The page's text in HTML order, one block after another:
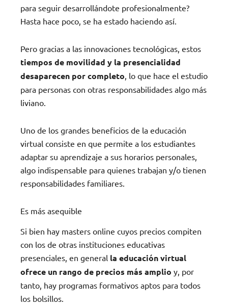
para seguir desarrollándote profesionalmente?
Hasta hace poco, se ha estado haciendo así.
Pero gracias a las innovaciones tecnológicas, estos
tiempos de movilidad y la presencialidad
desaparecen por completo , lo que hace el estudio
para personas con otras responsabilidades algo más
liviano.
Uno de los grandes beneficios de la educación
virtual consiste en que permite a los estudiantes
adaptar su aprendizaje a sus horarios personales,
algo indispensable para quienes trabajan y/o tienen
responsabilidades familiares.
Es más asequible
Si bien hay masters online cuyos precios compiten
con los de otras instituciones educativas
presenciales, en general la educación virtual
ofrece un rango de precios más amplio y, por
tanto, hay programas formativos aptos para todos
los bolsillos.